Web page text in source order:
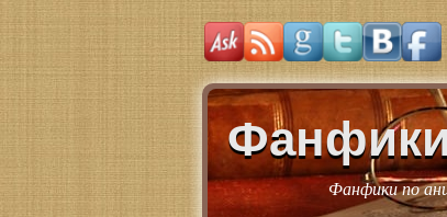
Фанфики по